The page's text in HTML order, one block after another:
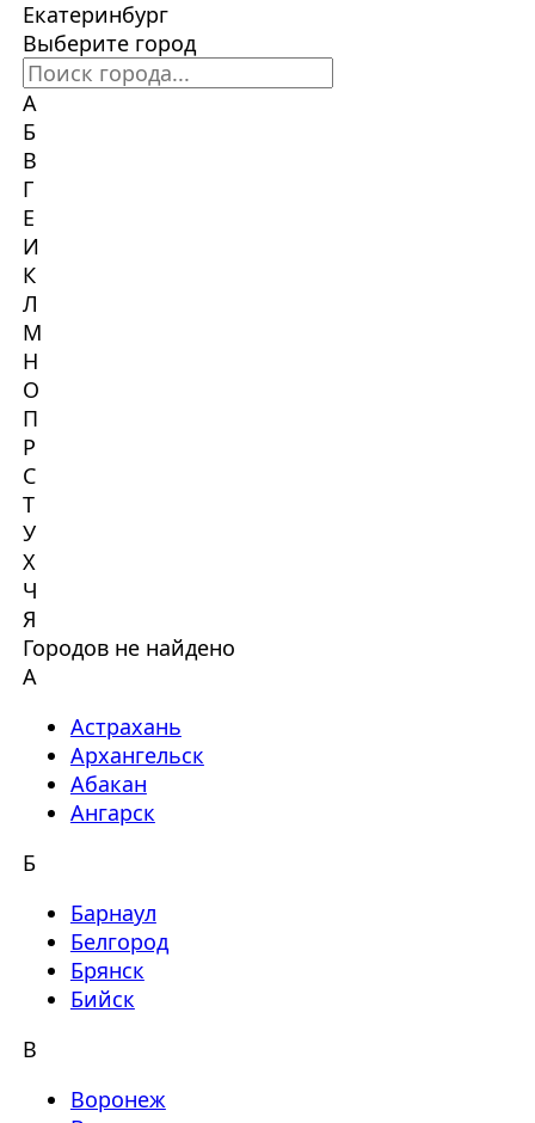
Екатеринбург
Выберите город
А
Б
В
Г
Е
И
К
Л
М
Н
О
П
Р
С
Т
У
Х
Ч
Я
Городов не найдено
А
Астрахань
Архангельск
Абакан
Ангарск
Б
Барнаул
Белгород
Брянск
Бийск
В
Воронеж